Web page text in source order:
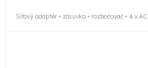
Síťový adaptér • zásuvka • rozbočovač • 4 x